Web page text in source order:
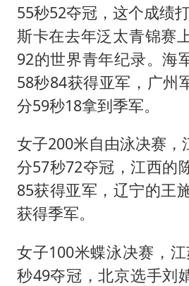
55秒52夺冠，这个成绩
斯卡在去年泛太青锦赛
92的世界青年纪录。海
58秒84获得亚军，广州
分59秒18拿到季军。
女子200米自由泳决赛，
分57秒72夺冠，江西的
85获得亚军，辽宁的王
获得季军。
女子100米蝶泳决赛，
秒49夺冠，北京选手刘